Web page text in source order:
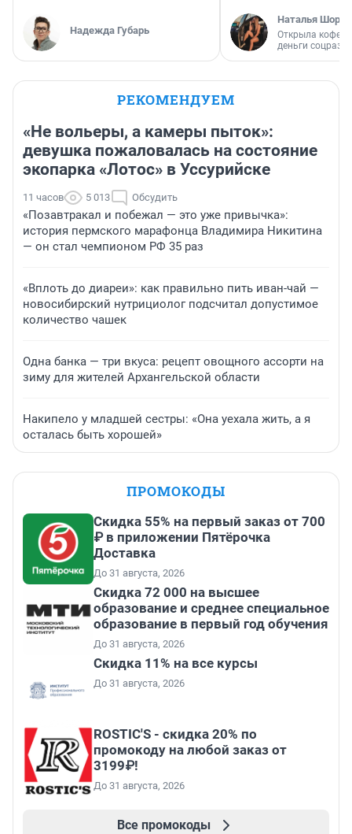
Надежда Губарь
Наталья
Открыла
деньги
РЕКОМЕНДУЕМ
«Не вольеры, а камеры пыток»:
девушка пожаловалась на состояние
экопарка «Лотос» в Уссурийске
11 часов 5 013 Обсудить
«Позавтракал и побежал — это уже привычка»:
история пермского марафонца Владимира Никитина
— он стал чемпионом РФ 35 раз
«Вплоть до диареи»: как правильно пить иван-чай —
новосибирский нутрициолог подсчитал допустимое
количество чашек
Одна банка — три вкуса: рецепт овощного ассорти на
зиму для жителей Архангельской области
Накипело у младшей сестры: «Она уехала жить, а я
осталась быть хорошей»
ПРОМОКОДЫ
Скидка 55% на первый заказ от 700
₽ в приложении Пятёрочка
Доставка
До 31 августа, 2026
Скидка 72 000 на высшее
образование и среднее специальное
образование в первый год обучения
До 31 августа, 2026
Скидка 11% на все курсы
До 31 августа, 2026
ROSTIC'S - скидка 20% по
промокоду на любой заказ от
3199₽!
До 31 августа, 2026
Все промокоды